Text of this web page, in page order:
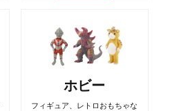
ホビー
フィギュア、レトロおもちゃな